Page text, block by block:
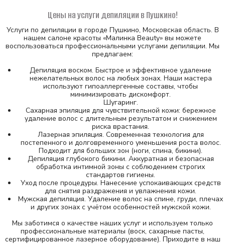
Цены на услуги депиляции в Пушкино!
Услуги по депиляции в городе Пушкино, Московская область. В
нашем салоне красоты «Малинка Beauty» вы можете
воспользоваться профессиональными услугами депиляции. Мы
предлагаем:
Депиляция воском. Быстрое и эффективное удаление
нежелательных волос на любых зонах. Наши мастера
используют гипоаллергенные составы, чтобы
минимизировать дискомфорт.
Шугаринг.
Сахарная эпиляция для чувствительной кожи: бережное
удаление волос с длительным результатом и снижением
риска врастания.
Лазерная эпиляция. Современная технология для
постепенного и долговременного уменьшения роста волос.
Подходит для больших зон (ноги, спина, бикини).
Депиляция глубокого бикини. Аккуратная и безопасная
обработка интимной зоны с соблюдением строгих
стандартов гигиены.
Уход после процедуры. Нанесение успокаивающих средств
для снятия раздражения и увлажнения кожи.
Мужская депиляция. Удаление волос на спине, груди, плечах
и других зонах с учётом особенностей мужской кожи.
Мы заботимся о качестве наших услуг и используем только
профессиональные материалы (воск, сахарные пасты,
сертифицированное лазерное оборудование). Приходите в наш